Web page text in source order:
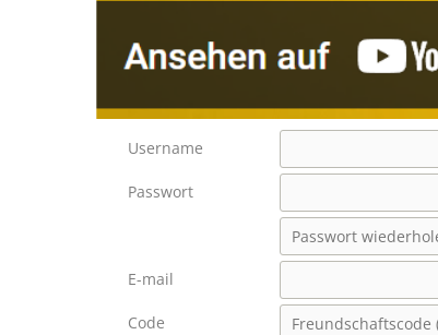
Username
Passwort
E-mail
Code